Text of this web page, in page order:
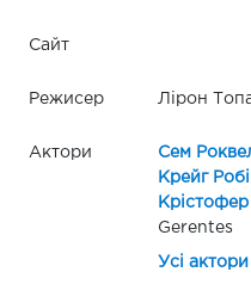
Сайт
Режисер Лірон
Актори Сем
Крейг
Gerentes
Усі